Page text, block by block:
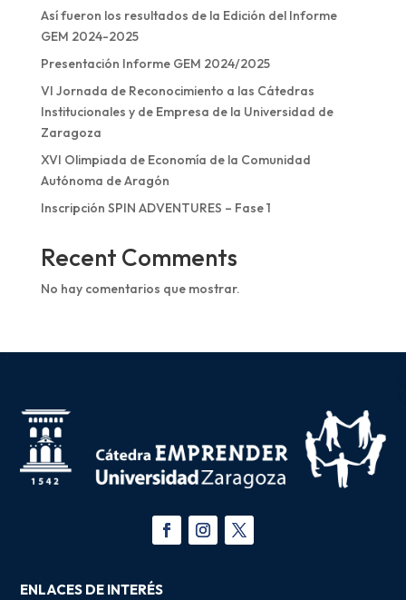
Así fueron los resultados de la Edición del Informe
GEM 2024-2025
Presentación Informe GEM 2024/2025
VI Jornada de Reconocimiento a las Cátedras
Institucionales y de Empresa de la Universidad de
Zaragoza
XVI Olimpiada de Economía de la Comunidad
Autónoma de Aragón
Inscripción SPIN ADVENTURES – Fase 1
Recent Comments
No hay comentarios que mostrar.
ENLACES DE INTERÉS